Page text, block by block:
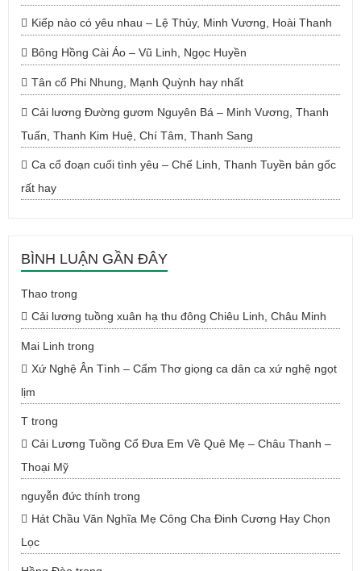
Kiếp nào có yêu nhau – Lệ Thủy, Minh Vương, Hoài Thanh
Bông Hồng Cài Áo – Vũ Linh, Ngọc Huyền
Tân cổ Phi Nhung, Mạnh Quỳnh hay nhất
Cải lương Đường gươm Nguyên Bá – Minh Vương, Thanh
Tuấn, Thanh Kim Huệ, Chí Tâm, Thanh Sang
Ca cổ đoạn cuối tình yêu – Chế Linh, Thanh Tuyền bản gốc
rất hay
BÌNH LUẬN GẦN ĐÂY
Thao trong
Cải lương tuồng xuân hạ thu đông Chiêu Linh, Châu Minh
Mai Linh trong
Xứ Nghệ Ân Tình – Cẩm Thơ giọng ca dân ca xứ nghệ ngọt
lịm
T trong
Cải Lương Tuồng Cổ Đưa Em Về Quê Mẹ – Châu Thanh –
Thoại Mỹ
nguyễn đức thính trong
Hát Chầu Văn Nghĩa Mẹ Công Cha Đinh Cương Hay Chọn
Lọc